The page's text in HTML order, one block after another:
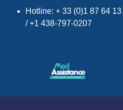
Hotline: + 33 (0)1 87 64
/ +1 438-797-0207